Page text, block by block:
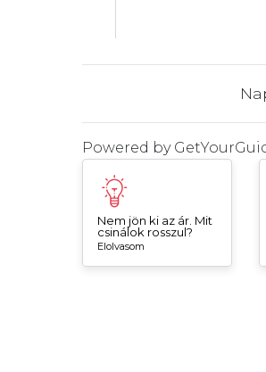
Powered by
Nem jön ki az ár. Mit
csinálok rosszul?
Elolvasom